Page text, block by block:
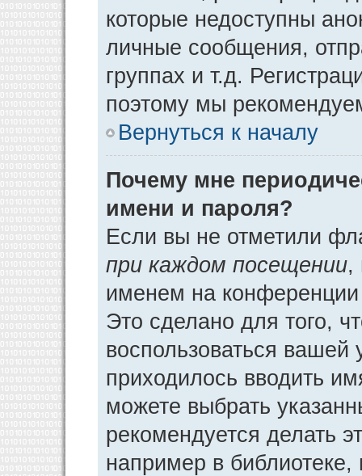
которые недоступны
личные сообщения,
группах и т.д.
поэтому мы
Вернуться к началу
Почему мне
имени и пароля?
Если вы не отметили
при каждом посещении,
именем на конференции
Это сделано для того,
воспользоваться
приходилось вводить
можете выбрать
рекомендуется делать
например в библиотеке,